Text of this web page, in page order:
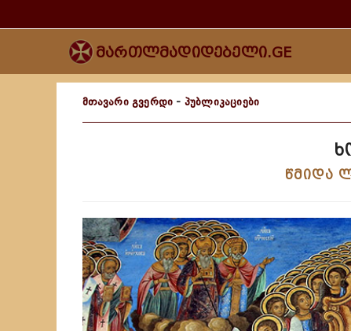
მართლმადიდებელი.GE
მთავარი გვერდი - პუბლიკაციები
წმიდა